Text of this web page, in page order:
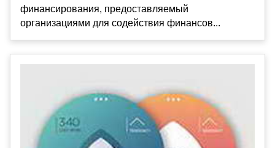
финансирования, предоставляемый
организациями для содействия финансов...